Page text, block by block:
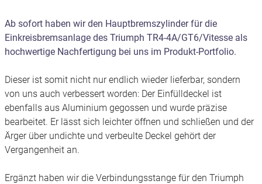
Ab sofort haben wir den Hauptbremszylinder für die
Einkreisbremsanlage des Triumph TR4-4A/GT6/Vitesse als
hochwertige Nachfertigung bei uns im Produkt-Portfolio.
Dieser ist somit nicht nur endlich wieder lieferbar, sondern
von uns auch verbessert worden: Der Einfülldeckel ist
ebenfalls aus Aluminium gegossen und wurde präzise
bearbeitet. Er lässt sich leichter öffnen und schließen und der
Ärger über undichte und verbeulte Deckel gehört der
Vergangenheit an.
Ergänzt haben wir die Verbindungsstange für den Triumph